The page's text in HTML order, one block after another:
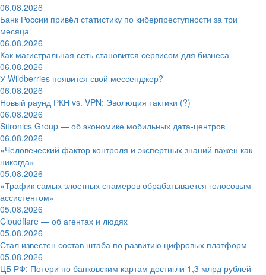
06.08.2026
Банк России привёл статистику по киберпреступности за три
месяца
06.08.2026
Как магистральная сеть становится сервисом для бизнеса
06.08.2026
У Wildberries появится свой мессенджер?
06.08.2026
Новый раунд РКН vs. VPN: Эволюция тактики (?)
06.08.2026
Sitronics Group — об экономике мобильных дата-центров
06.08.2026
«Человеческий фактор контроля и экспертных знаний важен как
никогда»
05.08.2026
«Трафик самых злостных спамеров обрабатывается голосовым
ассистентом»
05.08.2026
Cloudflare — об агентах и людях
05.08.2026
Стал известен состав штаба по развитию цифровых платформ
05.08.2026
ЦБ РФ: Потери по банковским картам достигли 1,3 млрд рублей